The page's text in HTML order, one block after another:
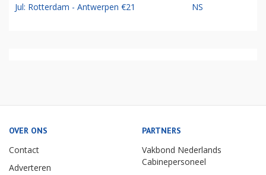
Jul: Rotterdam - Antwerpen €21 NS
OVER ONS
Contact
Adverteren
PARTNERS
Vakbond Nederlands
Cabinepersoneel